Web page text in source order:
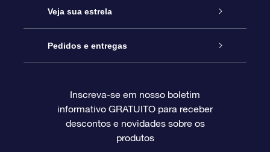
Entre em contato conosco
Blog
Avaliações
Presente estrelar on-line
Pacote de presente da OSR
O cartão de presente da OSR
Presentes corporativos
Veja sua estrela
Star Register
Página estelar personalizada
Um Milhão de Estrelas
Pedidos e entregas
Informações de pagamento
Informações de envio
Inscreva-se em nosso boletim
informativo GRATUITO para receber
descontos e novidades sobre os
produtos